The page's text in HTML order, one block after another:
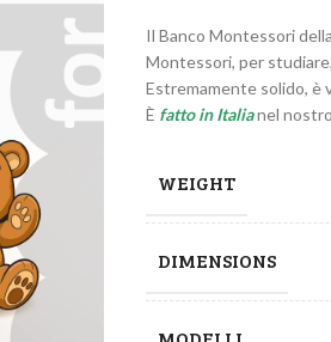
Il Banco Montessori
Montessori, per
Estremamente solido, è
È fatto in Italianel
WEIGHT
DIMENSIONS